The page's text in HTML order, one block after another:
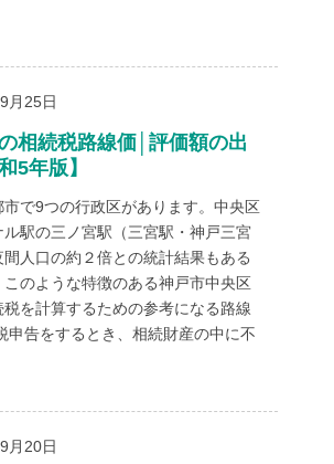
月25日
相続税路線価│評価額の出
5年版】
で9つの行政区があります。中央区
駅の三ノ宮駅（三宮駅・神戸三宮
人口の約２倍との統計結果もある
のような特徴のある神戸市中央区
を計算するための参考になる路線
申告をするとき、相続財産の中に不
月20日